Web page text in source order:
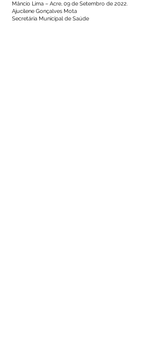
Mâncio Lima – Acre, 09 de Setembro de 2022.
Ajucilene Gonçalves Mota
Secretária Municipal de Saúde